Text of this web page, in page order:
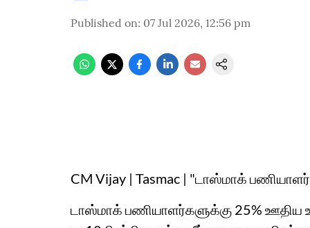
Published on: 07 Jul 2026, 12:56 pm
CM Vijay | Tasmac | "டாஸ்மாக்
டாஸ்மாக் பணியாளர்களுக்கு 25% ஊதிய